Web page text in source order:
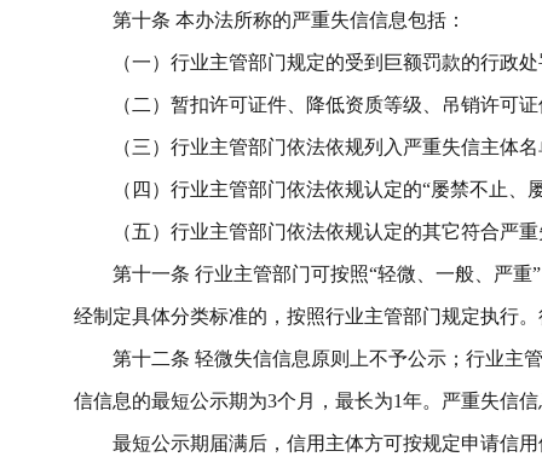
第十条 本办法所称的严重失信信息包括：
（一）行业主管部门规定的受到巨额罚款的行政
（二）暂扣许可证件、降低资质等级、吊销许可
（三）行业主管部门依法依规列入严重失信主体
（四）行业主管部门依法依规认定的“屡禁不止、
（五）行业主管部门依法依规认定的其它符合严
第十一条 行业主管部门可按照“轻微、一般、严重
经制定具体分类标准的，按照行业主管部门规定执行
第十二条 轻微失信信息原则上不予公示；行业主
信信息的最短公示期为3个月，最长为1年。严重失信
最短公示期届满后，信用主体方可按规定申请信